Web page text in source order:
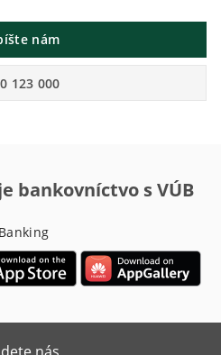
nám
123 000
bankovníctvo s VÚB
nás